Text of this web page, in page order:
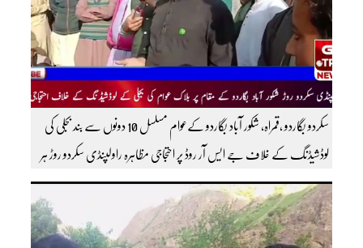
سکردو بگاردو ،قمراہ، شکور آباد بگاردو کےعوام مسلسل 10 دونوں سے بند بجلی کی
لوڈشیڈنگ کے خلاف جے ایس آر روڈ پر احتجاجی مظاہرہ راولپنڈی سکردو روڑ ہر
قسم کی ٹریفک کے لئے بند۔۔ مزید اپڈیٹس کے لیے ہمارے یوٹیوب چینل کو
سبسکرائب کریں